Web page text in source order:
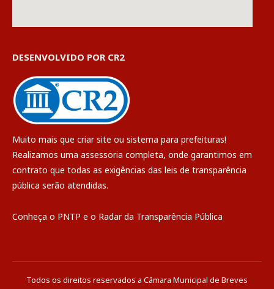
DESENVOLVIDO POR CR2
Muito mais que criar site ou sistema para prefeituras!
Realizamos uma assessoria completa, onde garantimos em
contrato que todas as exigências das leis de transparência
pública serão atendidas.
Conheça o PNTP e o Radar da Transparência Pública
Todos os direitos reservados a Câmara Municipal de Breves